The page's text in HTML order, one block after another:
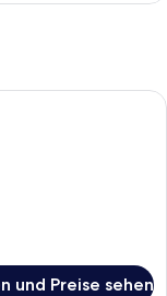
mit Dachfenster,
und Preise sehen